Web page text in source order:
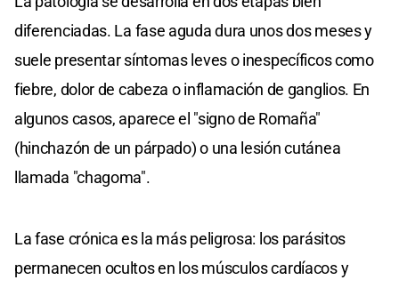
diferenciadas. La fase aguda dura unos dos meses y
suele presentar síntomas leves o inespecíficos como
fiebre, dolor de cabeza o inflamación de ganglios. En
algunos casos, aparece el "signo de Romaña"
(hinchazón de un párpado) o una lesión cutánea
llamada "chagoma".
La fase crónica es la más peligrosa: los parásitos
permanecen ocultos en los músculos cardíacos y